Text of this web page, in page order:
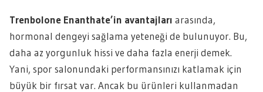
Trenbolone Enanthate’in avantajları arasında,
hormonal dengeyi sağlama yeteneği de bulunuyor. Bu,
daha az yorgunluk hissi ve daha fazla enerji demek.
Yani, spor salonundaki performansınızı katlamak için
büyük bir fırsat var. Ancak bu ürünleri kullanmadan